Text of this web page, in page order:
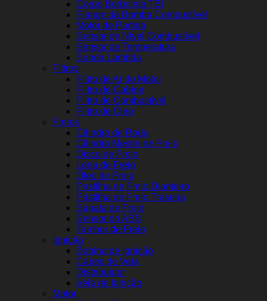
Corpo Borboleta TBI
Flange da Bomba Combustível
Motor de Partida
Sensor de Nível Combustível
Sensor de Temperatura
Sonda Lambda
Filtros
Filtro de Ar do Motor
Filtro de Cabine
Filtro de Combustível
Filtro de Óleo
Freios
Cilindro de Roda
Cilindro Mestre de Freio
Disco de Freio
Lona de Freio
Óleo de Freio
Pastilha de Freio Dianteiro
Pastilha de Freio Traseira
Sapata de Freio
Sensor do ABS
Tambor de Freio
Ignição
Bobina de Ignição
Cabos de Vela
Distribuidor
Vela de Ignição
Motor